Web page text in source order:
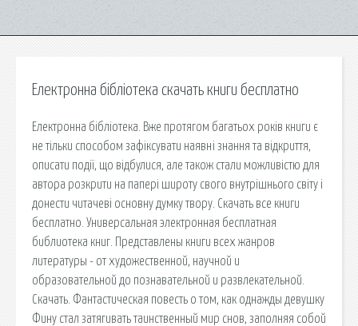
Електронна бібліотека скачать книги бесплатно
Електронна бібліотека. Вже протягом багатьох років книги є
не тільки способом зафіксувати наявні знання та відкриття,
описати події, що відбулися, але також стали можливістю для
автора розкрити на папері широту свого внутрішнього світу і
донести читачеві основну думку твору. Скачать все книги
бесплатно. Универсальная электронная бесплатная
библиотека книг. Представлены книги всех жанров
литературы - от художественной, научной и
образовательной до познавательной и развлекательной.
Скачать. Фантастическая повесть о том, как однажды девушку
Фину стал затягивать таинственный мир снов, заполняя собой